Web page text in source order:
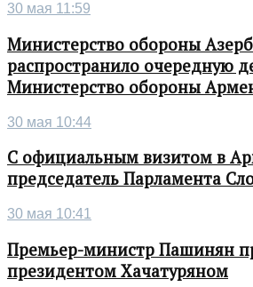
30 мая 11:59
Министерство обороны
распространило очередную
Министерство обороны
30 мая 10:44
С официальным визитом в
председатель Парламента
30 мая 10:41
Премьер-министр Пашинян
президентом Хачатуряном